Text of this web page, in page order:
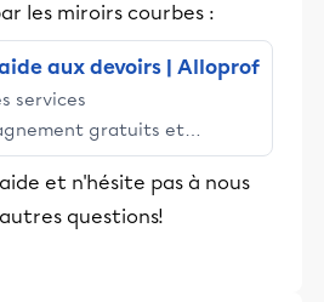
les miroirs courbes :
aux devoirs | Alloprof
services
gratuits et
Alloprof engage les élèves
dans la réussite
et n'hésite pas à nous
questions!